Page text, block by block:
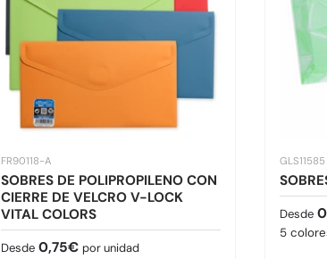
FR90118-A
SOBRES DE POLIPROPILENO CON
CIERRE DE VELCRO V-LOCK
VITAL COLORS
Precio normal
Desde 0,75€ por unidad
GLS11585
Precio
Desde
5